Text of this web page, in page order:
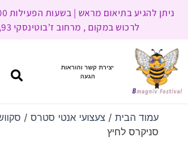
לרכוש במקום , מרחוב ז’בוטינסקי 93, רמת גן
יצירת קשר והוראות
הגעה
עמוד הבית/ צעצועי אנטי סטרס/
סניקרס לחיץ